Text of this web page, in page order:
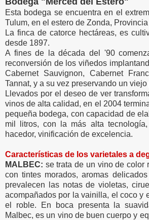
Esta bodega se encuentra en el
Tulum, en el estero de Zonda,
La finca de catorce hectáreas, es
desde 1897.
A fines de la década del '90
reconversión de los viñedos
Cabernet Sauvignon, Cabernet
Tannat, y a su vez preservando un viejo
Llevados por el deseo de ver
vinos de alta calidad, en el 2004
pequeña bodega, con capacidad de
mil litros, con la más alta
hacedor, vinificación de excelencia.
Características de los varietales a
MALBEC: se trata de un vino de color
con tintes morados, aromas
prevalecen las notas de violetas,
acompañados por la vainilla, el coco y
el roble. En boca presenta la
Malbec, es un vino de buen cuerpo y